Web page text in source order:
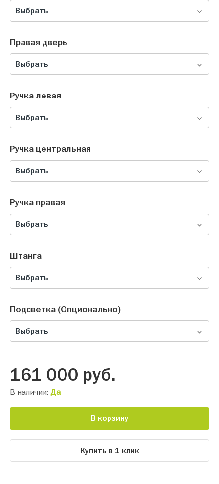
Выбрать
Правая дверь
Выбрать
Ручка левая
Выбрать
Ручка центральная
Выбрать
Ручка правая
Выбрать
Штанга
Выбрать
Подсветка (Опционально)
Выбрать
161 000 руб.
В наличии: Да
В корзину
Купить в 1 клик